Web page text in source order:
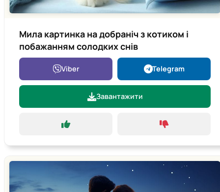
Мила картинка на добраніч з котиком і
побажанням солодких снів
Viber Telegram
Завантажити